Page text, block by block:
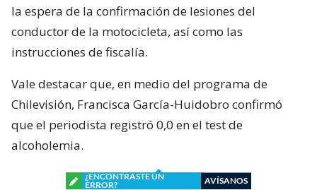
la espera de la confirmación de lesiones del
conductor de la motocicleta, así como las
instrucciones de fiscalía.
Vale destacar que, en medio del programa de
Chilevisión, Francisca García-Huidobro confirmó
que el periodista registró 0,0 en el test de
alcoholemia.
¿ENCONTRASTE UN
ERROR?
AVÍSANOS